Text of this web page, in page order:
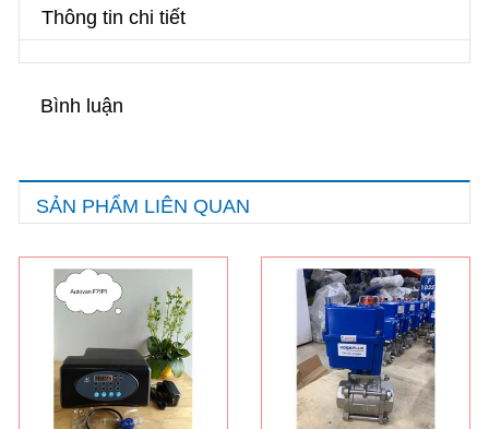
Thông tin chi tiết
Bình luận
SẢN PHẨM LIÊN QUAN